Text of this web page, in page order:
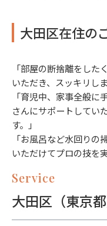
大田区在住の
「部屋の断捨離をし
いただき、スッキリし
「育児中、家事全般に
さんにサポートしてい
す。」
「お風呂など水回り
いただけてプロの技を
Service
大田区（東京